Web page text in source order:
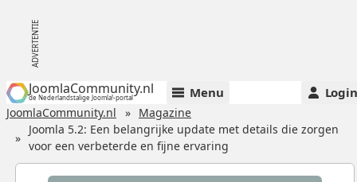
JoomlaCommunity.nl
de Nederlandstalige Joomla!-portal Menu Login
JoomlaCommunity.nl
Magazine
Joomla 5.2: Een belangrijke update met details die zorgen
voor een verbeterde en fijne ervaring